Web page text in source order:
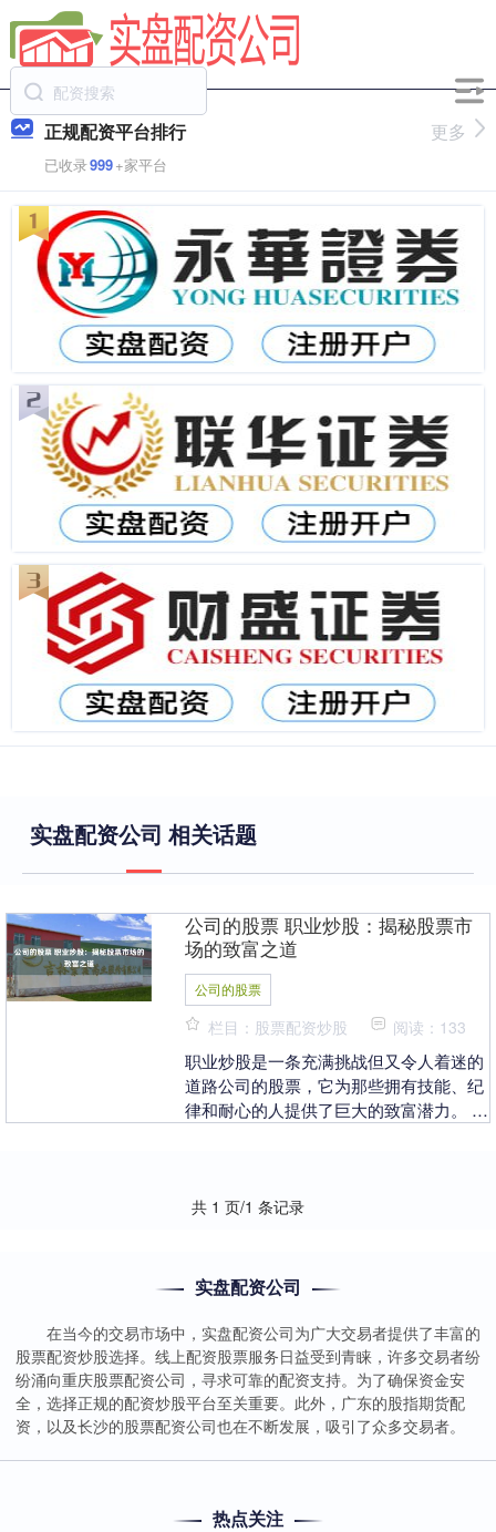
正规配资平台排行
已收录999+家平台
更多
实盘配资公司 相关话题
公司的股票 职业炒股：揭秘股票市
场的致富之道
公司的股票
栏目：股票配资炒股 阅读：133
职业炒股是一条充满挑战但又令人着迷的
道路公司的股票，它为那些拥有技能、纪
律和耐心的人提供了巨大的致富潜力。 *
共 1 页/1 条记录
实盘配资公司
在当今的交易市场中，实盘配资公司为广大交易者提供了丰富的
股票配资炒股选择。线上配资股票服务日益受到青睐，许多交易者纷
纷涌向重庆股票配资公司，寻求可靠的配资支持。为了确保资金安
全，选择正规的配资炒股平台至关重要。此外，广东的股指期货配
资，以及长沙的股票配资公司也在不断发展，吸引了众多交易者。
热点关注